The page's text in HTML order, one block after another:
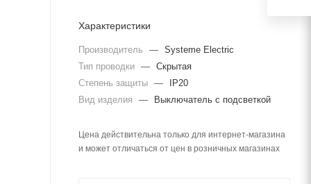
Характеристики
Производитель — Systeme Electric
Тип проводки — Скрытая
Степень защиты —
IP20
Вид изделия
— Выключатель с подсветкой
Цена действительна только для интернет-магазина
и может отличаться от цен в розничных магазинах